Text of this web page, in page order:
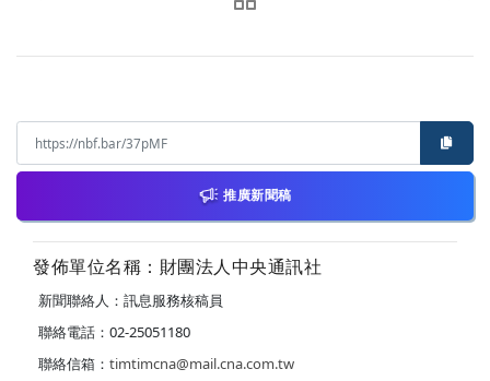
推廣新聞稿
發佈單位名稱：財團法人中央通訊社
新聞聯絡人：訊息服務核稿員
聯絡電話：02-25051180
聯絡信箱： timtimcna@mail.cna.com.tw